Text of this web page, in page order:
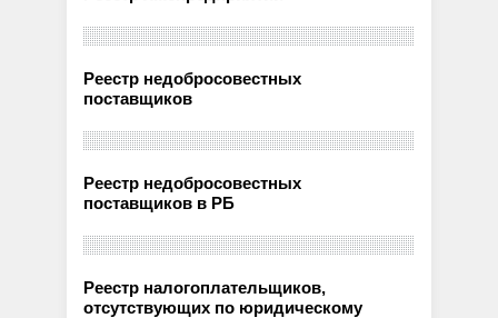
Реестр недобросовестных
поставщиков
Реестр недобросовестных
поставщиков в РБ
Реестр налогоплательщиков,
отсутствующих по юридическому